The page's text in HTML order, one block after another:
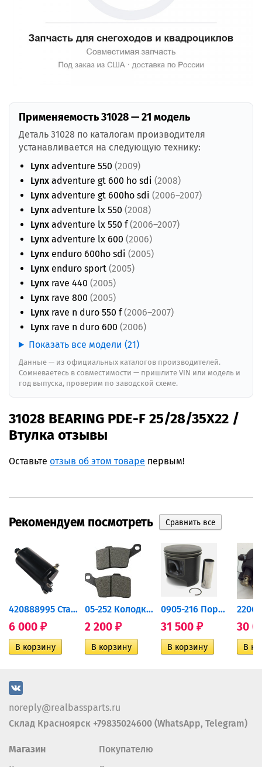
Применяемость 31028 — 21 модель
Деталь 31028 по каталогам производителя
устанавливается на следующую технику:
Lynx adventure 550 (2009)
Lynx adventure gt 600 ho sdi (2008)
Lynx adventure gt 600ho sdi (2006–2007)
Lynx adventure lx 550 (2008)
Lynx adventure lx 550 f(2006–2007)
Lynx adventure lx 600 (2006)
Lynx enduro 600ho sdi (2005)
Lynx enduro sport (2005)
Lynx rave 440 (2005)
Lynx rave 800 (2005)
Lynx rave n duro 550 f(2006–2007)
Lynx rave n duro 600 (2006)
Показать все модели (21)
Данные — из официальных каталогов производителей.
Сомневаетесь в совместимости — пришлите VIN или модель и
год выпуска, проверим по заводской схеме.
31028 BEARING PDE-F 25/28/35X22 /
Втулка отзывы
Оставьте отзыв об этом товаре первым!
Рекомендуем посмотреть
420888995 Стартер для...
6 000 ₽
05-252 Колодки тормозные...
2 200 ₽
0905-216 Поршень Arctic Cat...
31 500 ₽ 30
noreply@realbassparts.ru
Склад Красноярск +79835024600 (WhatsApp, Telegram)
Магазин
Покупателю